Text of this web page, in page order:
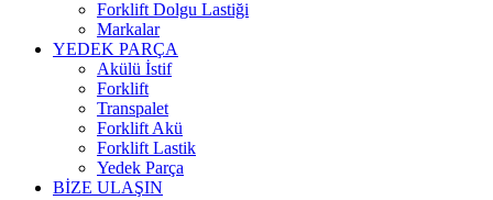
Forklift Dolgu Lastiği
Markalar
YEDEK PARÇA
Akülü İstif
Forklift
Transpalet
Forklift Akü
Forklift Lastik
Yedek Parça
BİZE ULAŞIN